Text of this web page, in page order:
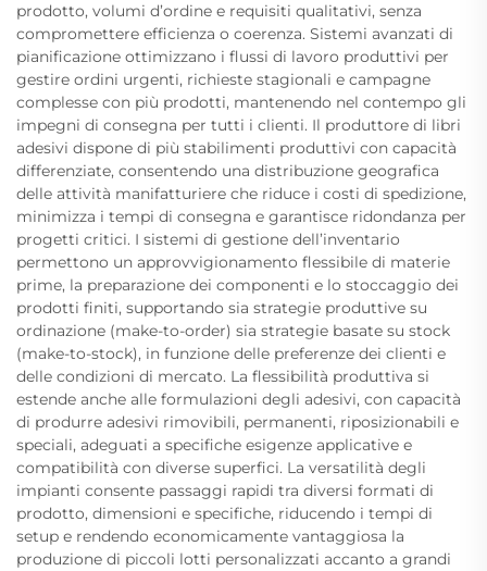
prodotto, volumi d’ordine e requisiti qualitativi, senza
compromettere efficienza o coerenza. Sistemi avanzati di
pianificazione ottimizzano i flussi di lavoro produttivi per
gestire ordini urgenti, richieste stagionali e campagne
complesse con più prodotti, mantenendo nel contempo gli
impegni di consegna per tutti i clienti. Il produttore di libri
adesivi dispone di più stabilimenti produttivi con capacità
differenziate, consentendo una distribuzione geografica
delle attività manifatturiere che riduce i costi di spedizione,
minimizza i tempi di consegna e garantisce ridondanza per
progetti critici. I sistemi di gestione dell’inventario
permettono un approvvigionamento flessibile di materie
prime, la preparazione dei componenti e lo stoccaggio dei
prodotti finiti, supportando sia strategie produttive su
ordinazione (make-to-order) sia strategie basate su stock
(make-to-stock), in funzione delle preferenze dei clienti e
delle condizioni di mercato. La flessibilità produttiva si
estende anche alle formulazioni degli adesivi, con capacità
di produrre adesivi rimovibili, permanenti, riposizionabili e
speciali, adeguati a specifiche esigenze applicative e
compatibilità con diverse superfici. La versatilità degli
impianti consente passaggi rapidi tra diversi formati di
prodotto, dimensioni e specifiche, riducendo i tempi di
setup e rendendo economicamente vantaggiosa la
produzione di piccoli lotti personalizzati accanto a grandi